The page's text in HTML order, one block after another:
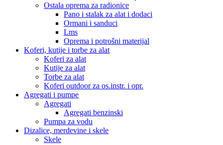
Ostala oprema za radionice
Pano i stalak za alat i dodaci
Ormani i sanduci
Lms
Oprema i potrošni materijal
Koferi, kutije i torbe za alat
Koferi za alat
Kutije za alat
Torbe za alat
Koferi outdoor za os.instr. i opr.
Agregati i pumpe
Agregati
Agregati benzinski
Pumpa za vodu
Dizalice, merdevine i skele
Skele